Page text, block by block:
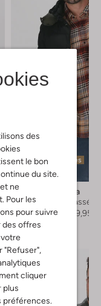
des
le bon
du site.
ne
Pour les
pour suivre
des offres
"Refuser",
cliquer
plus
préférences.
Dernières pièces
-50%
Scotch & Soda
Vestes matelassées
€ 219,95
€ 109,95